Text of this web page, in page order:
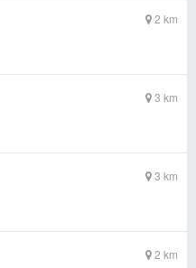
2 km
3 km
3 km
2 km